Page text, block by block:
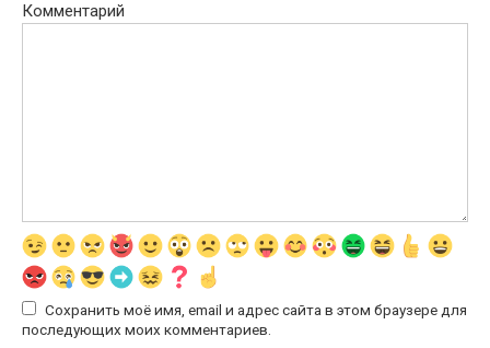
Комментарий
Сохранить моё имя, email и адрес сайта в этом браузере для
последующих моих комментариев.